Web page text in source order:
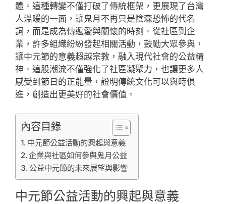
體。這種轉變不僅打破了傳統框架，更展現了台灣
人溫暖的一面，讓鬼月不再只是陰森恐怖的代名
詞，而是成為傳遞愛與關懷的時刻。從社區到企
業，許多組織紛紛發起相關活動，鼓勵大眾參與，
讓中元節的意義超越宗教，融入現代社會的公益精
神。這股潮流不僅強化了社區凝聚力，也讓更多人
感受到節日的正能量，證明傳統文化可以與時俱
進，創造出更美好的社會價值。
內容目錄
中元節公益活動的興起與意義
企業與社區如何參與鬼月公益
公益中元節的未來展望與影響
中元節公益活動的興起與意義